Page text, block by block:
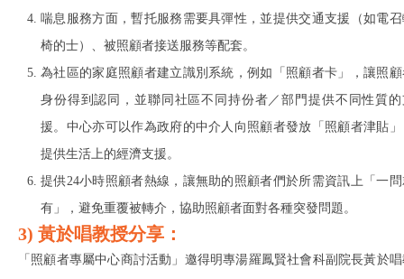
喘息服務方面，暫托服務需要具彈性，並提供交通支援（如電
椅的士）、被照顧者接送服務等配套。
為社區的家庭照顧者建立識別系統，例如「照顧者卡」，讓照
身份得到認同，並聯同社區不同持份者／部門提供不同性質的
援。中心亦可以作為政府的中介人向照顧者發放「照顧者津貼
提供生活上的經濟支援。
提供24小時照顧者熱線，讓無助的照顧者們於所需資訊上「一
有」，避免重覆被轉介，協助照顧者面對各種突發問題。
3) 黃於唱教授分享：
「照顧者專屬中心商討活動」邀得明專湯羅鳳賢社會科副院長黃於